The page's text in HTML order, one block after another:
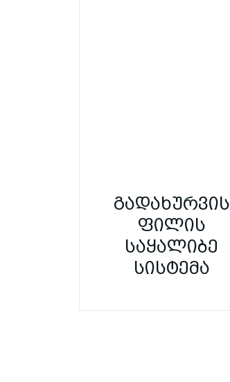
გადახურვის
ფილის
საყალიბე
სისტემა